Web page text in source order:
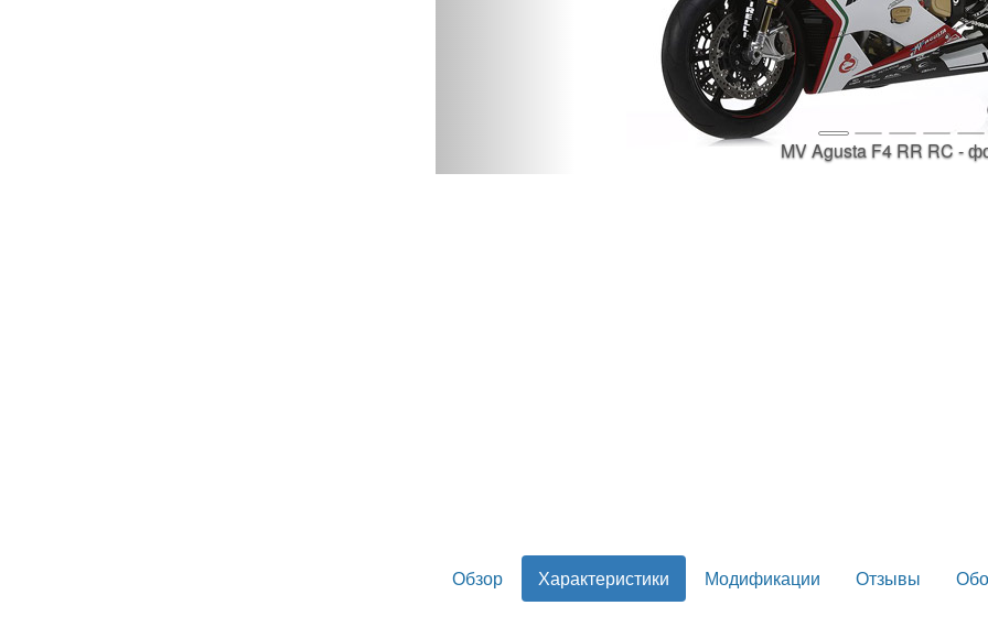
MV Agusta F4 RR RC -
Обзор Характеристики Модификации Отзывы